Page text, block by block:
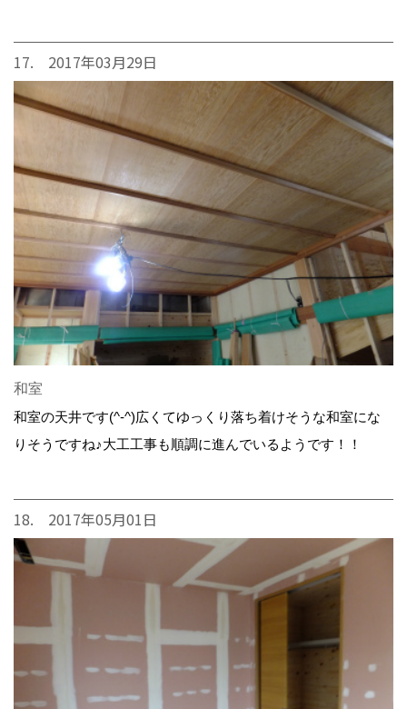
17. 2017年03月29日
和室
和室の天井です(^-^)広くてゆっくり落ち着けそうな和室にな
りそうですね♪大工工事も順調に進んでいるようです！！
18. 2017年05月01日